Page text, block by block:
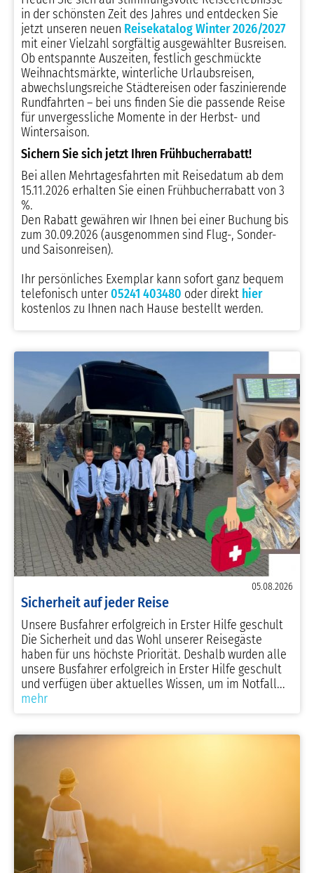
in der schönsten Zeit des Jahres und entdecken Sie
jetzt unseren neuen Reisekatalog Winter 2026/2027
mit einer Vielzahl sorgfältig ausgewählter Busreisen.
Ob entspannte Auszeiten, festlich geschmückte
Weihnachtsmärkte, winterliche Urlaubsreisen,
abwechslungsreiche Städtereisen oder faszinierende
Rundfahrten – bei uns finden Sie die passende Reise
für unvergessliche Momente in der Herbst- und
Wintersaison.
Sichern Sie sich jetzt Ihren Frühbucherrabatt!
Bei allen Mehrtagesfahrten mit Reisedatum ab dem
15.11.2026 erhalten Sie einen Frühbucherrabatt von 3
%.
Den Rabatt gewähren wir Ihnen bei einer Buchung bis
zum 30.09.2026 (ausgenommen sind Flug-, Sonder-
und Saisonreisen).
Ihr persönliches Exemplar kann sofort ganz bequem
telefonisch unter05241 403480 oder direkt hier
kostenlos zu Ihnen nach Hause bestellt werden.
05.08.2026
Sicherheit auf jeder Reise
Unsere Busfahrer erfolgreich in Erster Hilfe geschult
Die Sicherheit und das Wohl unserer Reisegäste
haben für uns höchste Priorität. Deshalb wurden alle
unsere Busfahrer erfolgreich in Erster Hilfe geschult
und verfügen über aktuelles Wissen, um im Notfall...
mehr